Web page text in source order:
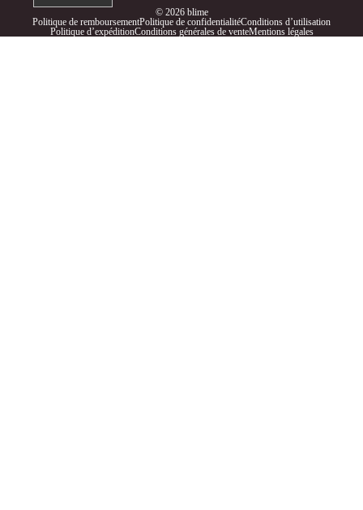
© 2026 blime
Politique de remboursementPolitique de confidentialitéConditions d’utilisation
Politique d’expéditionConditions générales de venteMentions légales